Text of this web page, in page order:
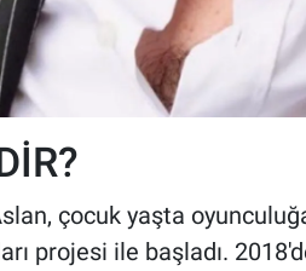
çocuk yaşta
projesi ile başladı.